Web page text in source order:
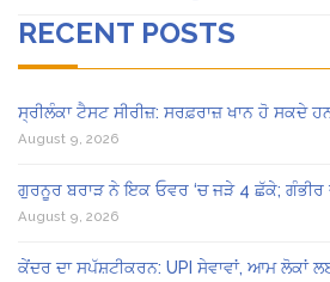
RECENT POSTS
ਸ੍ਰੀਲੰਕਾ ਟੈਸਟ ਸੀਰੀਜ਼: ਸਰਫ਼ਰਾਜ਼ ਖਾਨ ਹੋ ਸਕਦੇ
August 9, 2026
ਗੁਰਨੂਰ ਬਰਾੜ ਨੇ ਇਕ ਓਵਰ ‘ਚ ਜੜੇ 4 ਛੱਕੇ;
August 9, 2026
ਕੇਂਦਰ ਦਾ ਸਪੱਸ਼ਟੀਕਰਨ: UPI ਸੇਵਾਵਾਂ, ਆਮ ਲੋਕਾਂ